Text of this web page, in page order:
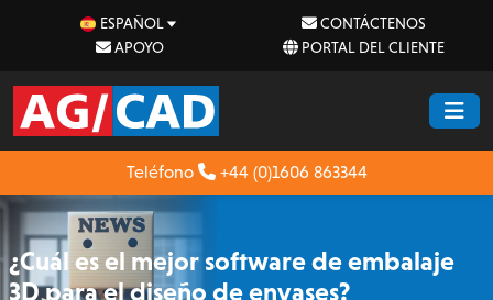
ESPAÑOL
CONTÁCTENOS
APOYO
PORTAL DEL CLIENTE
Teléfono +44 (0)1606 863344
¿Cuál es el mejor software de embalaje
3D para el diseño de envases?